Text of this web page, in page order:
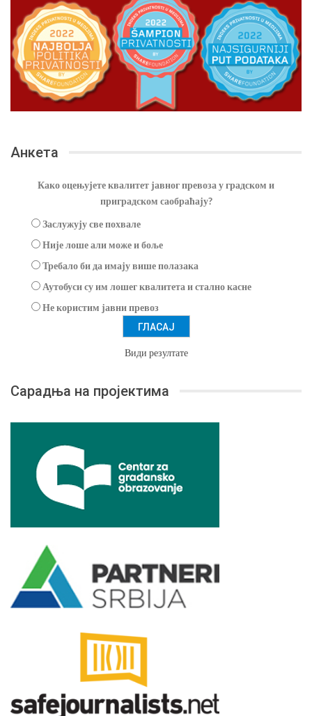
Анкета
Како оцењујете квалитет јавног превоза у градском и
приградском саобраћају?
Заслужују све похвале
Није лоше али може и боље
Требало би да имају више полазака
Аутобуси су им лошег квалитета и стално касне
Не користим јавни превоз
Види резултате
Сарадња на пројектима